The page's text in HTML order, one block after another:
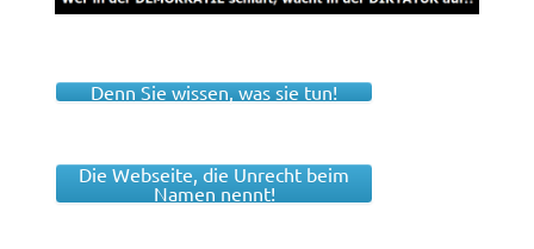
Denn Sie wissen, was sie tun!
Die Webseite, die Unrecht beim
Namen nennt!